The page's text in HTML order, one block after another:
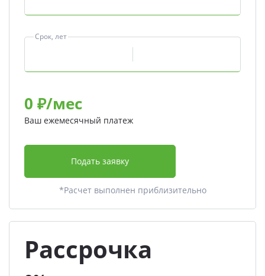
Срок, лет
0 ₽/мес
Ваш ежемесячный платеж
Подать заявку
*Расчет выполнен приблизительно
Рассрочка